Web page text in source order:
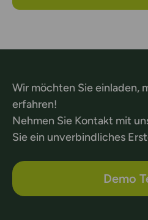
Wir möchten Sie einladen,
erfahren!
Nehmen Sie Kontakt mit
Sie ein unverbindliches
Demo